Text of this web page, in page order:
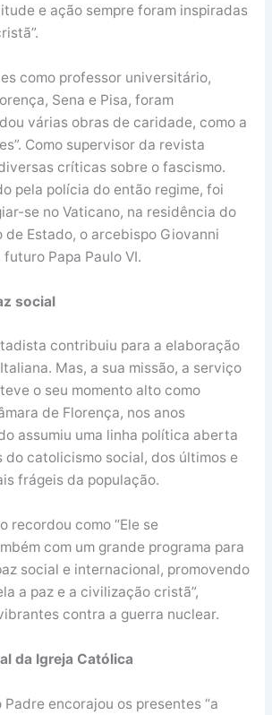
e ação sempre foram inspiradas
como professor universitário,
Sena e Pisa, foram
várias obras de caridade, como a
Como supervisor da revista
críticas sobre o fascismo.
pela polícia do então regime, foi
se no Vaticano, na residência do
Estado, o arcebispo Giovanni
Papa Paulo VI.
social
contribuiu para a elaboração
Mas, a sua missão, a serviço
o seu momento alto como
de Florença, nos anos
assumiu uma linha política aberta
do catolicismo social, dos últimos e
frágeis da população.
recordou como “Ele se
com um grande programa para
social e internacional, promovendo
a paz e a civilização cristã”,
contra a guerra nuclear.
da Igreja Católica
Padre encorajou os presentes “a